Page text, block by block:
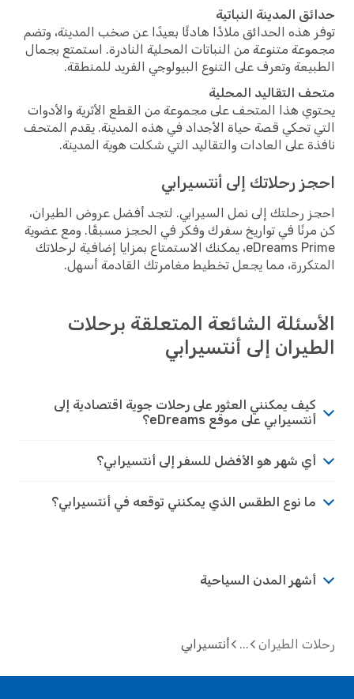
حدائق المدينة النباتية
توفر هذه الحدائق ملاذًا هادئًا بعيدًا عن صخب المدينة، وتضم
مجموعة متنوعة من النباتات المحلية النادرة. استمتع بجمال
الطبيعة وتعرف على التنوع البيولوجي الفريد للمنطقة.
متحف التقاليد المحلية
يحتوي هذا المتحف على مجموعة من القطع الأثرية والأدوات
التي تحكي قصة حياة الأجداد في هذه المدينة. يقدم المتحف
نافذة على العادات والتقاليد التي شكلت هوية المدينة.
احجز رحلاتك إلى أنتسيرابي
احجز رحلتك إلى نمل السيرابي. لتجد أفضل عروض الطيران،
كن مرنًا في تواريخ سفرك وفكر في الحجز مسبقًا. ومع عضوية
eDreams Prime، يمكنك الاستمتاع بمزايا إضافية لرحلاتك
المتكررة، مما يجعل تخطيط مغامرتك القادمة أسهل.
الأسئلة الشائعة المتعلقة برحلات
الطيران إلى أنتسيرابي
كيف يمكنني العثور على رحلات جوية اقتصادية إلى
أنتسيرابي على موقع eDreams؟
أي شهر هو الأفضل للسفر إلى أنتسيرابي؟
ما نوع الطقس الذي يمكنني توقعه في أنتسيرابي؟
أشهر المدن السياحية
رحلات الطيران أنتسيرابي